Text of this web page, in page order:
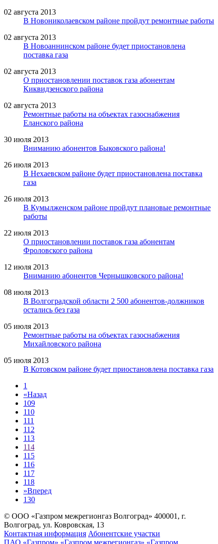
02 августа 2013
В Новониколаевском районе пройдут ремонтные работы
02 августа 2013
В Новоаннинском районе будет приостановлена
поставка газа
02 августа 2013
О приостановлении поставок газа абонентам
Киквидзенского района
02 августа 2013
Ремонтные работы на объектах газоснабжения
Еланского района
30 июля 2013
Вниманию абонентов Быковского района!
26 июля 2013
В Нехаевском районе будет приостановлена поставка
газа
26 июля 2013
В Кумылженском районе пройдут плановые ремонтные
работы
22 июля 2013
О приостановлении поставок газа абонентам
Фроловского района
12 июля 2013
Вниманию абонентов Чернышковского района!
08 июля 2013
В Волгоградской области 2 500 абонентов-должников
остались без газа
05 июля 2013
Ремонтные работы на объектах газоснабжения
Михайловского района
05 июля 2013
В Котовском районе будет приостановлена поставка газа
1
«Назад
109
110
111
112
113
114
115
116
117
118
»Вперед
130
© ООО «Газпром межрегионгаз Волгоград» 400001, г.
Волгоград, ул. Ковровская, 13
Контактная информация Абонентские участки
ПАО «Газпром» «Газпром межрегионгаз» «Газпром